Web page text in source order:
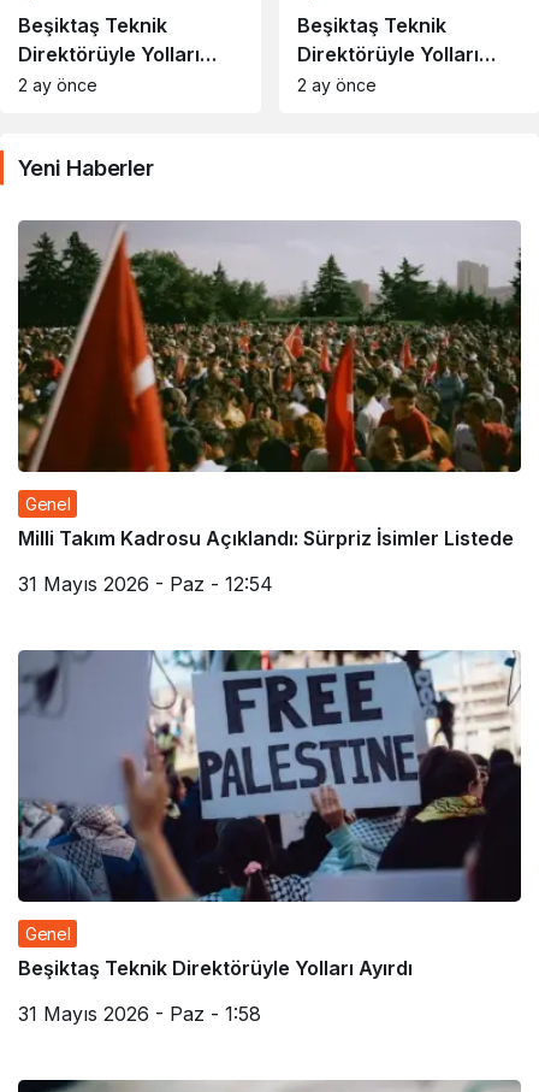
Beşiktaş Teknik
Direktörüyle Yolları
Ayırdı
2 ay önce
Beşiktaş Teknik
Direktörüyle Yolları
Ayırdı
2 ay önce
Yeni Haberler
Genel
Milli Takım Kadrosu Açıklandı: Sürpriz İsimler Listede
31 Mayıs 2026 - Paz - 12:54
Genel
Beşiktaş Teknik Direktörüyle Yolları Ayırdı
31 Mayıs 2026 - Paz - 1:58